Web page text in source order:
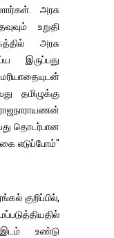
அரசு
உறுதி
அரசு
இருப்பது
மரியாதையுடன்
தமிழுக்கு
தொடர்பான
எடுப்போம்"
குறிப்பில்,
இடம் உண்டு